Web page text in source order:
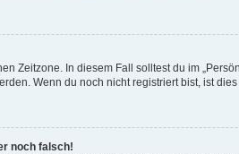
Zeitzone. In diesem Fall solltest du im
Wenn du noch nicht registriert bist, ist
noch falsch!